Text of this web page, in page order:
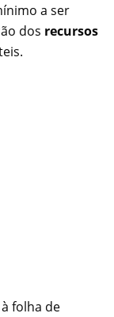
a ser
dos recursos
folha de